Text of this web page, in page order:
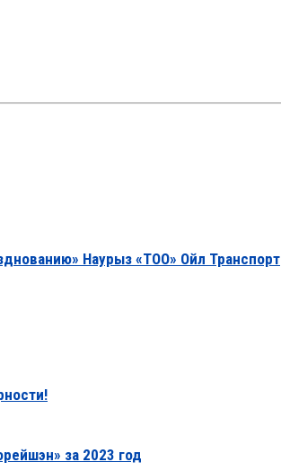
Наурыз «ТОО» Ойл Транспорт
за 2023 год